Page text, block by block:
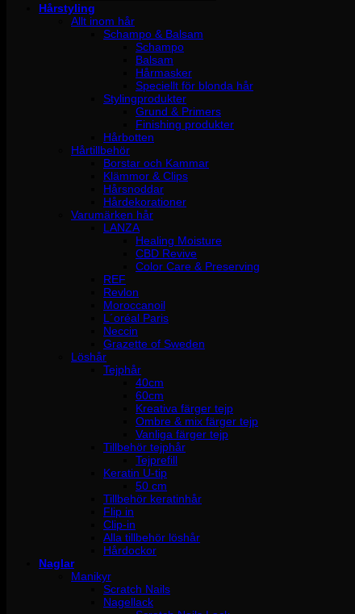
Hårstyling
Allt inom hår
Schampo & Balsam
Schampo
Balsam
Hårmasker
Speciellt för blonda hår
Stylingprodukter
Grund & Primers
Finishing produkter
Hårbotten
Hårtillbehör
Borstar och Kammar
Klämmor & Clips
Hårsnoddar
Hårdekorationer
Varumärken hår
LANZA
Healing Moisture
CBD Revive
Color Care & Preserving
REF
Revlon
Moroccanoil
L´oréal Paris
Neccin
Grazette of Sweden
Löshår
Tejphår
40cm
60cm
Kreativa färger tejp
Ombre & mix färger tejp
Vanliga färger tejp
Tillbehör tejphår
Tejprefill
Keratin U-tip
50 cm
Tillbehör keratinhår
Flip in
Clip-in
Alla tillbehör löshår
Hårdockor
Naglar
Manikyr
Scratch Nails
Nagellack